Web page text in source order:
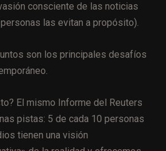
consciente de las noticias
las evitan a propósito).
son los principales desafíos
El mismo Informe del Reuters
pistas: 5 de cada 10 personas
tienen una visión